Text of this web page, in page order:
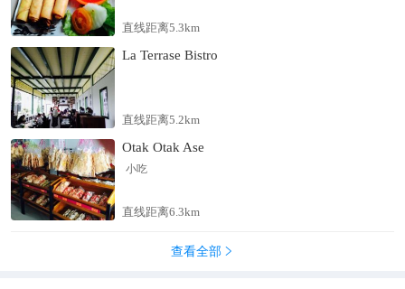
直线距离5.3km
La Terrase Bistro
直线距离5.2km
Otak Otak Ase
小吃
直线距离6.3km
查看全部 